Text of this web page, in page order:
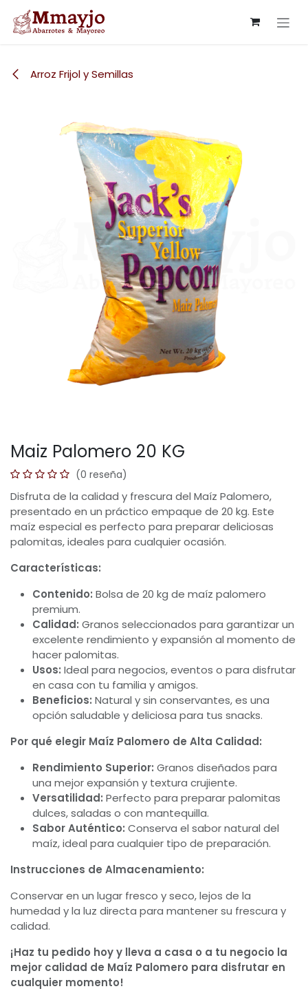
Ir al contenido
Arroz Frijol y Semillas
Maiz Palomero 20 KG
(0 reseña)
Disfruta de la calidad y frescura del Maíz Palomero,
presentado en un práctico empaque de 20 kg. Este
maíz especial es perfecto para preparar deliciosas
palomitas, ideales para cualquier ocasión.
Características:
Contenido: Bolsa de 20 kg de maíz palomero
premium.
Calidad: Granos seleccionados para garantizar un
excelente rendimiento y expansión al momento de
hacer palomitas.
Usos: Ideal para negocios, eventos o para disfrutar
en casa con tu familia y amigos.
Beneficios: Natural y sin conservantes, es una
opción saludable y deliciosa para tus snacks.
Por qué elegir Maíz Palomero de Alta Calidad:
Rendimiento Superior: Granos diseñados para
una mejor expansión y textura crujiente.
Versatilidad: Perfecto para preparar palomitas
dulces, saladas o con mantequilla.
Sabor Auténtico: Conserva el sabor natural del
maíz, ideal para cualquier tipo de preparación.
Instrucciones de Almacenamiento:
Conservar en un lugar fresco y seco, lejos de la
humedad y la luz directa para mantener su frescura y
calidad.
¡Haz tu pedido hoy y lleva a casa o a tu negocio la
mejor calidad de Maíz Palomero para disfrutar en
cualquier momento!